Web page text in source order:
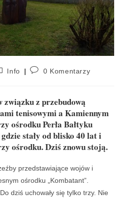
Info 0 Komentarzy
związku z przebudową
tenisowymi a Kamiennym
ośrodku Perła Bałtyku
stały od blisko 40 lat i
ośrodku. Dziś znowu stoją.
przedstawiające wojów i
ośrodku „Kombatant”.
dziś uchowały się tylko trzy. Nie